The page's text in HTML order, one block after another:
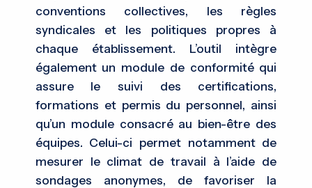
conventions collectives, les règles
syndicales et les politiques propres à
chaque établissement. L’outil intègre
également un module de conformité qui
assure le suivi des certifications,
formations et permis du personnel, ainsi
qu’un module consacré au bien-être des
équipes. Celui-ci permet notamment de
mesurer le climat de travail à l’aide de
sondages anonymes, de favoriser la